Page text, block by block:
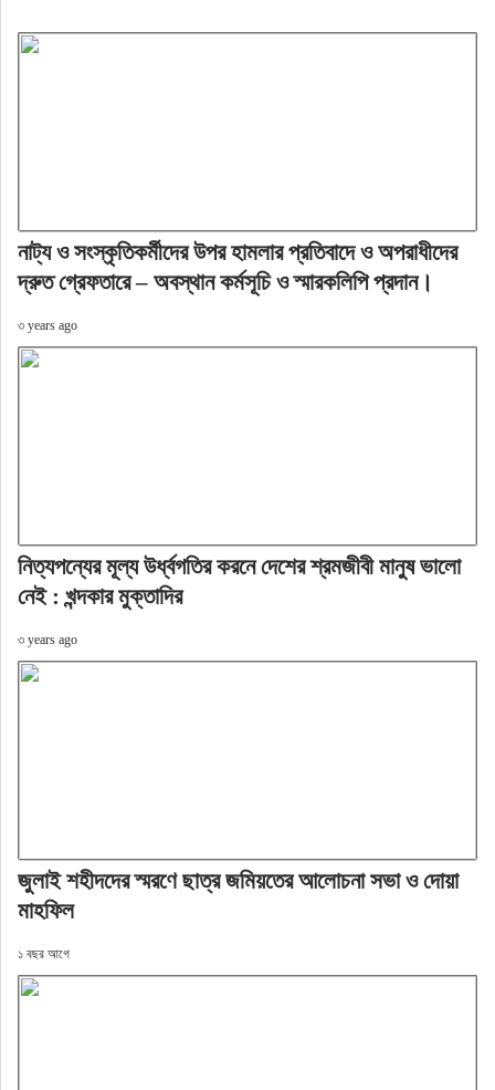
নাট্য ও সংস্কৃতিকর্মীদের উপর হামলার প্রতিবাদে ও অপরাধীদের
দ্রুত গ্রেফতারে – অবস্থান কর্মসূচি ও স্মারকলিপি প্রদান।
৩ years ago
নিত্যপন্যের মূল্য উর্ধ্বগতির করনে দেশের শ্রমজীবী মানুষ ভালো
নেই : খন্দকার মুক্তাদির
৩ years ago
জুলাই শহীদদের স্মরণে ছাত্র জমিয়তের আলোচনা সভা ও দোয়া
মাহফিল
১ বছর আগে